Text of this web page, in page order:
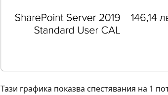
Тази графика показва спестявания на 1